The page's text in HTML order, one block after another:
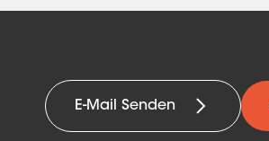
E-Mail Senden